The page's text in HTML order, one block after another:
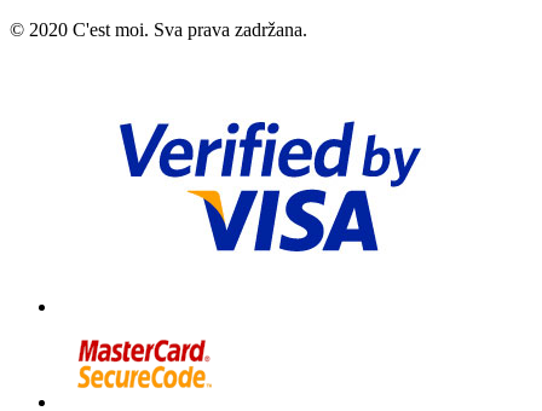
© 2020 C'est moi. Sva prava zadržana.